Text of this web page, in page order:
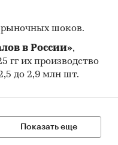
рыночных шоков.
в России»,
гг их производство
до 2,9 млн шт.
Показать еще